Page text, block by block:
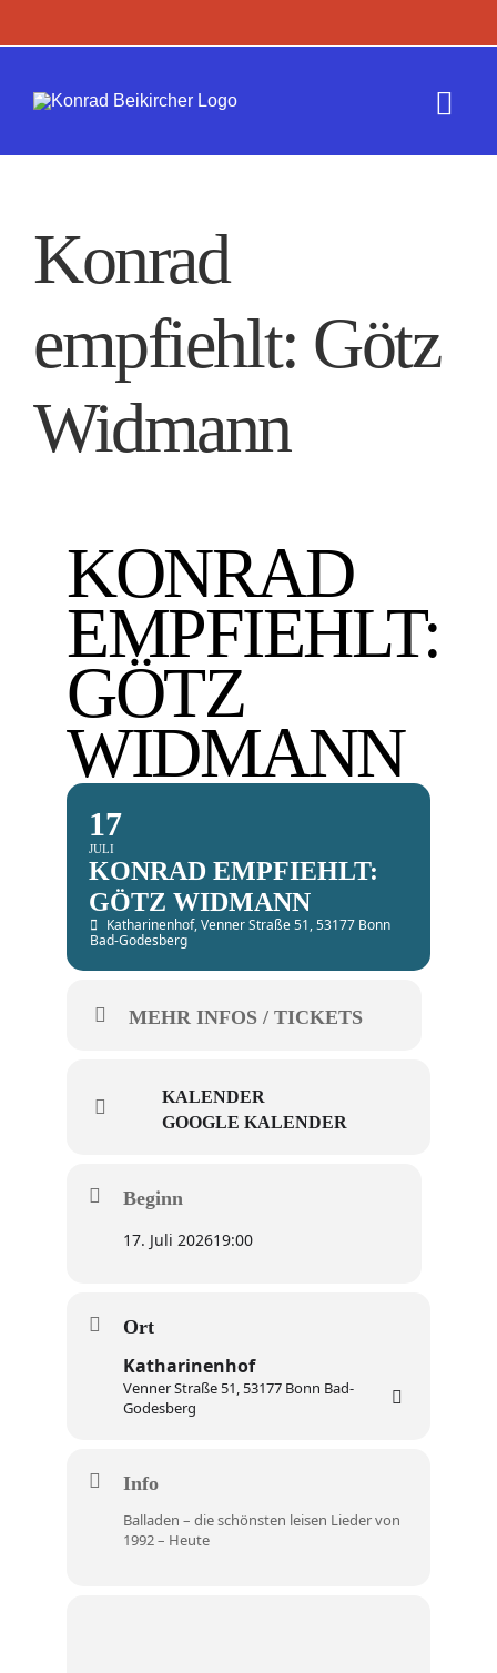
Inhalt
Konrad
empfiehlt: Götz
Widmann
KONRAD
EMPFIEHLT:
GÖTZ
WIDMANN
17
JULI
KONRAD EMPFIEHLT:
GÖTZ WIDMANN
Katharinenhof, Venner Straße 51, 53177 Bonn
Bad-Godesberg
MEHR INFOS / TICKETS
KALENDER
GOOGLE KALENDER
Beginn
17. Juli 202619:00
Ort
Katharinenhof
Venner Straße 51, 53177 Bonn Bad-
Godesberg
Info
Balladen – die schönsten leisen Lieder von
1992 – Heute